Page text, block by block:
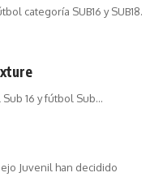
categoría SUB16 y SUB18.
16 y fútbol Sub…
Juvenil han decidido